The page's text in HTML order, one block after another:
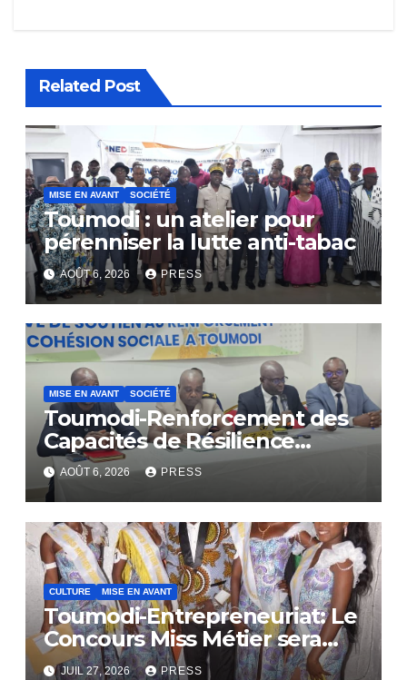
Related Post
MISE EN AVANT SOCIÉTÉ
Toumodi : un atelier pour
pérenniser la lutte anti-tabac
AOÛT 6, 2026 PRESS
MISE EN AVANT SOCIÉTÉ
Toumodi-Renforcement des
Capacités de Résilience
Communautaire
AOÛT 6, 2026 PRESS
CULTURE MISE EN AVANT
Toumodi-Entrepreneuriat: Le
Concours Miss Métier sera
bientôt lance.
JUIL 27, 2026 PRESS